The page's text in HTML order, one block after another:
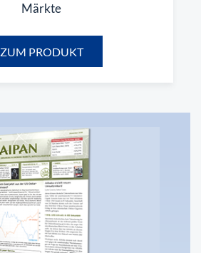
Märkte
ZUM PRODUKT